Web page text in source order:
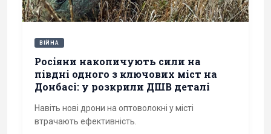
ВІЙНА
Росіяни накопичують сили на
півдні одного з ключових міст на
Донбасі: у розкрили ДШВ деталі
Навіть нові дрони на оптоволокні у місті
втрачають ефективність.